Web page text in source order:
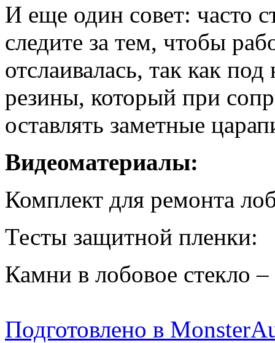
И еще один совет: часто
следите за тем, чтобы
отслаивалась, так как
резины, который при
оставлять заметные
Видеоматериалы:
Комплект для ремонта
Тесты защитной пленки:
Камни в лобовое стекло
Подготовлено в